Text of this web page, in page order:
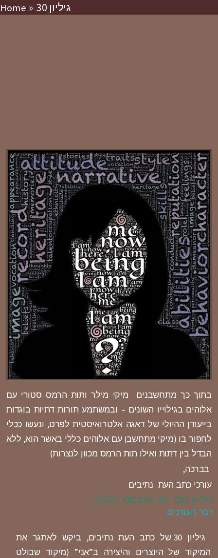
Home גיליון 30
בתוך כך מתחשבנים מיקי מילר ותות הרמס סטורי עם
אלוהים בגילוייו השונים – ובמשתמע תורות דתיות בוגדות
בייעודן ההיולי של דאגה אלטרואיסטית לפרט, ונעשו ככלי
לחפור בו (מיקי מתחשבן עם אלוהים כללי באשר הוא, ללא
הבדל בין דתות ואילו תות הרמס מכוון לנצרות)
בברכה,
עורכי כתב העת נתיבים
גיליון מס' 30 אוגוסט 2022
דבר העורכים
גיליון 30 של כתב העת נתיבים, ביקש לאתגר את
המיקוד של היוצרים והיצירה ב”אני” (מיקוד שבולט